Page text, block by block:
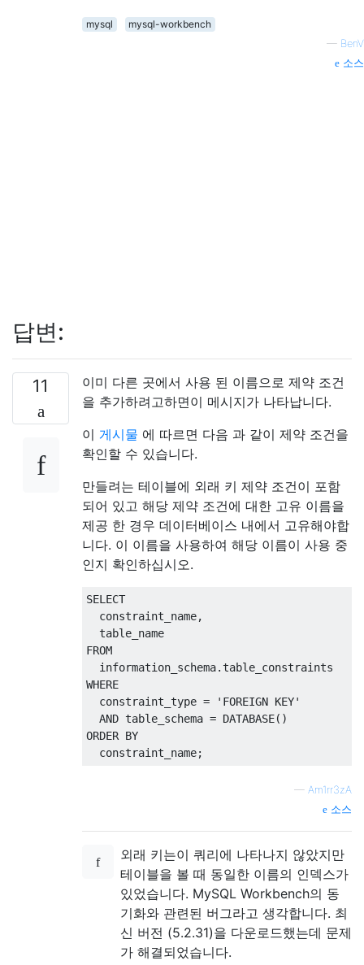
mysql
mysql-workbench
— BenV
소스
답변:
11
이미 다른 곳에서 사용 된 이름으로 제약 조건
을 추가하려고하면이 메시지가 나타납니다.
이 게시물 에 따르면 다음 과 같이 제약 조건을
확인할 수 있습니다.
만들려는 테이블에 외래 키 제약 조건이 포함
되어 있고 해당 제약 조건에 대한 고유 이름을
제공 한 경우 데이터베이스 내에서 고유해야합
니다. 이 이름을 사용하여 해당 이름이 사용 중
인지 확인하십시오.
SELECT
  constraint_name
,
FROM
  information_schema
.
WHERE
  constraint_type
=
'FOREIGN KEY'
AND table_schema = DATABASE()
ORDER BY
  constraint_name
;
— Am1rr3zA
소스
외래 키는이 쿼리에 나타나지 않았지만
테이블을 볼 때 동일한 이름의 인덱스가
있었습니다. MySQL Workbench의 동
기화와 관련된 버그라고 생각합니다. 최
신 버전 (5.2.31)을 다운로드했는데 문제
가 해결되었습니다.